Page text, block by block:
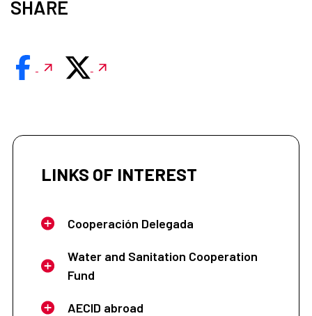
SHARE
LINKS OF INTEREST
Cooperación Delegada
Water and Sanitation Cooperation
Fund
AECID abroad